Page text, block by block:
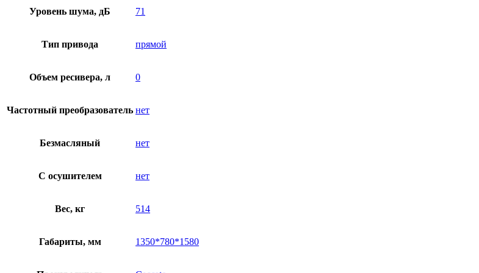
Уровень шума, дБ 71
Тип привода прямой
Объем ресивера, л 0
Частотный преобразователь нет
Безмасляный нет
C осушителем нет
Вес, кг 514
Габариты, мм 1350*780*1580